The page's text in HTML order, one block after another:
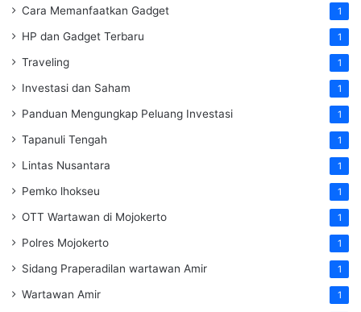
Cara Memanfaatkan Gadget 1
HP dan Gadget Terbaru 1
Traveling 1
Investasi dan Saham 1
Panduan Mengungkap Peluang Investasi 1
Tapanuli Tengah 1
Lintas Nusantara 1
Pemko lhokseu 1
OTT Wartawan di Mojokerto 1
Polres Mojokerto 1
Sidang Praperadilan wartawan Amir 1
Wartawan Amir 1